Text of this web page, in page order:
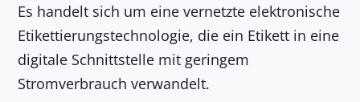
Es handelt sich um eine vernetzte elektronische
Etikettierungstechnologie, die ein Etikett in eine
digitale Schnittstelle mit geringem
Stromverbrauch verwandelt.